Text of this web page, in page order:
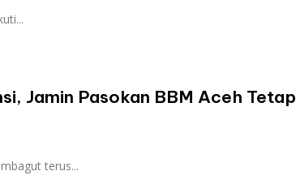
Jamin Pasokan BBM Aceh Tetap
terus...